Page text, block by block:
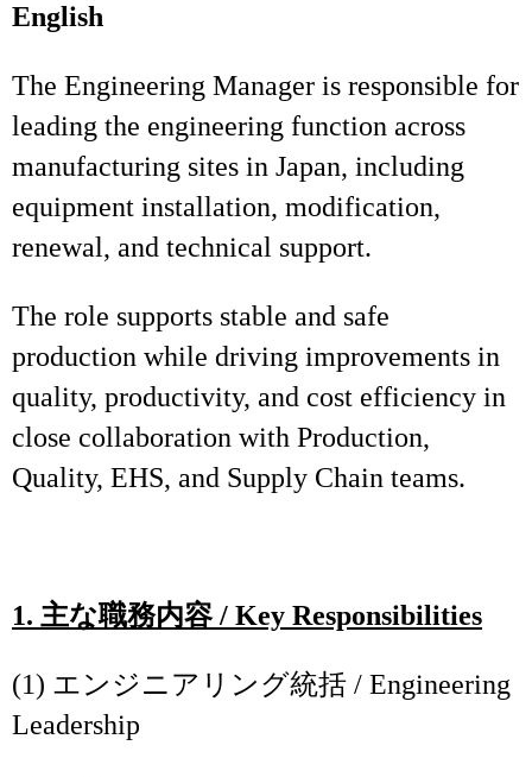
English
The Engineering Manager is responsible for
leading the engineering function across
manufacturing sites in Japan, including
equipment installation, modification,
renewal, and technical support.
The role supports stable and safe
production while driving improvements in
quality, productivity, and cost efficiency in
close collaboration with Production,
Quality, EHS, and Supply Chain teams.
1. 主な職務内容/ Key Responsibilities
(1) エンジニアリング統括 / Engineering
Leadership